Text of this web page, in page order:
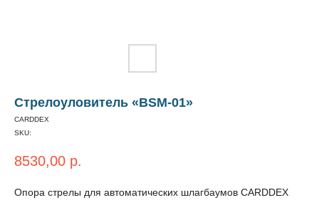
Стрелоуловитель «BSM-01»
CARDDEX
SKU:
8530,00 р.
Опора стрелы для автоматических шлагбаумов CARDDEX